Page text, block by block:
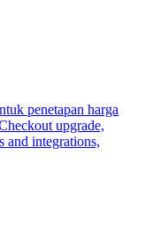
penetapan harga
upgrade,
and integrations,